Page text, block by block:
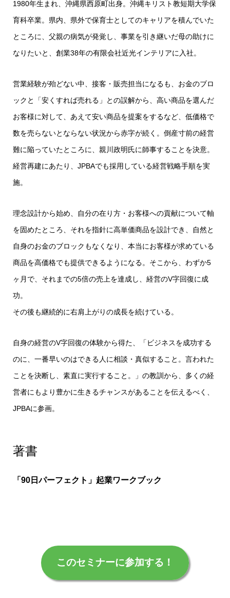
1980年生まれ、沖縄県西原町出身。沖縄キリスト教短期大学保
育科卒業。県内、県外で保育士としてのキャリアを積んでいた
ところに、父親の病気が発覚し、事業を引き継いだ母の助けに
なりたいと、創業38年の有限会社近光インテリアに入社。
営業経験が殆どない中、接客・販売担当になるも、お金のブロ
ックと「安くすれば売れる」との誤解から、高い商品を選んだ
お客様に対して、あえて安い商品を提案をするなど、低価格で
数を売らないとならない状況から赤字が続く。倒産寸前の経営
難に陥っていたところに、親川政明氏に師事することを決意。
経営再建にあたり、JPBAでも採用している経営戦略手順を実
施。
理念設計から始め、自分の在り方・お客様への貢献について軸
を固めたところ、それを指針に高単価商品を設計でき、自然と
自身のお金のブロックもなくなり、本当にお客様が求めている
商品を高価格でも提供できるようになる。そこから、わずか5
ヶ月で、それまでの5倍の売上を達成し、経営のV字回復に成
功。
その後も継続的に右肩上がりの成長を続けている。
自身の経営のV字回復の体験から得た、「ビジネスを成功する
のに、一番早いのはできる人に相談・真似すること。言われた
ことを決断し、素直に実行すること。」の教訓から、多くの経
営者にもより豊かに生きるチャンスがあることを伝えるべく、
JPBAに参画。
著書
「90日パーフェクト」起業ワークブック
このセミナーに参加する！